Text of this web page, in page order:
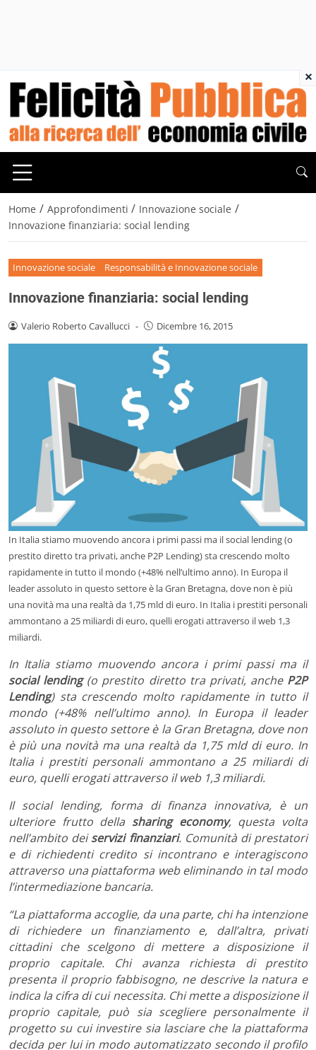
Home / Approfondimenti / Innovazione sociale /
Innovazione finanziaria: social lending
Innovazione sociale Responsabilità e Innovazione sociale
Innovazione finanziaria: social lending
Valerio Roberto Cavallucci - Dicembre 16, 2015
In Italia stiamo muovendo ancora i primi passi ma il social lending (o
prestito diretto tra privati, anche P2P Lending) sta crescendo molto
rapidamente in tutto il mondo (+48% nell’ultimo anno). In Europa il
leader assoluto in questo settore è la Gran Bretagna, dove non è più
una novità ma una realtà da 1,75 mld di euro. In Italia i prestiti personali
ammontano a 25 miliardi di euro, quelli erogati attraverso il web 1,3
miliardi.
In Italia stiamo muovendo ancora i primi passi ma il
social lending(o prestito diretto tra privati, anche P2P
Lending) sta crescendo molto rapidamente in tutto il
mondo (+48% nell’ultimo anno). In Europa il leader
assoluto in questo settore è la Gran Bretagna, dove non
è più una novità ma una realtà da 1,75 mld di euro. In
Italia i prestiti personali ammontano a 25 miliardi di
euro, quelli erogati attraverso il web 1,3 miliardi.
Il social lending, forma di finanza innovativa, è un
ulteriore frutto della sharing economy, questa volta
nell’ambito deiservizi finanziari. Comunità di prestatori
e di richiedenti credito si incontrano e interagiscono
attraverso una piattaforma web eliminando in tal modo
l’intermediazione bancaria.
“La piattaforma accoglie, da una parte, chi ha intenzione
di richiedere un finanziamento e, dall’altra, privati
cittadini che scelgono di mettere a disposizione il
proprio capitale. Chi avanza richiesta di prestito
presenta il proprio fabbisogno, ne descrive la natura e
indica la cifra di cui necessita. Chi mette a disposizione il
proprio capitale, può sia scegliere personalmente il
progetto su cui investire sia lasciare che la piattaforma
decida per lui in modo automatizzato secondo il profilo
×